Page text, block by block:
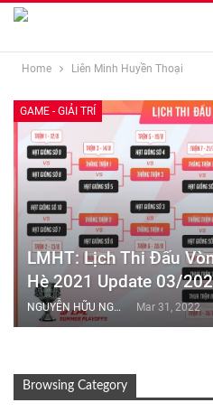
Home Liên Minh Huyền Thoại
GAME - GIẢI TRÍ
LMHT: Lịch Thi Đấu
Hè 2021 Update 03/
NGUYỄN HỮU NGHĨA Mar 31, 2022
Browsing Category